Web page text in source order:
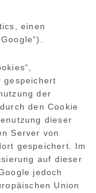
einen
gespeichert
der
den Cookie
dieser
Server von
gespeichert. Im
auf dieser
jedoch
Union